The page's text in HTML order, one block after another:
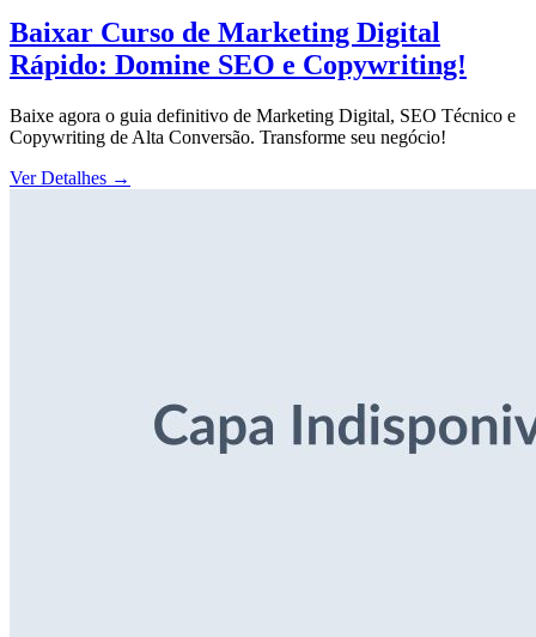
Baixar Curso de Marketing Digital
Rápido: Domine SEO e Copywriting!
Baixe agora o guia definitivo de Marketing Digital, SEO Técnico e
Copywriting de Alta Conversão. Transforme seu negócio!
Ver Detalhes →